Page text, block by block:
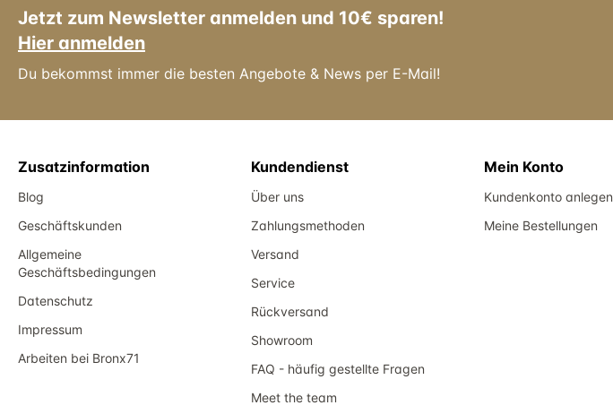
Jetzt zum Newsletter anmelden und 10€ sparen!
Hier anmelden
Du bekommst immer die besten Angebote & News per E-Mail!
Zusatzinformation
Blog
Geschäftskunden
Allgemeine
Geschäftsbedingungen
Datenschutz
Impressum
Arbeiten bei Bronx71
Kundendienst
Über uns
Zahlungsmethoden
Versand
Service
Rückversand
Showroom
FAQ - häufig gestellte Fragen
Meet the team
Mein Konto
Kundenkonto anlegen
Meine Bestellungen